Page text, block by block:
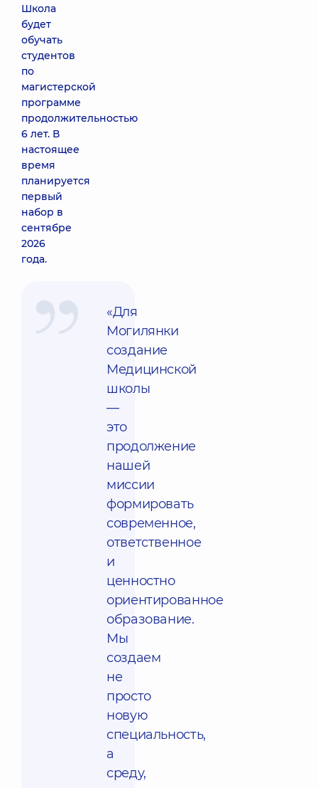
Школа
будет
обучать
студентов
по
магистерской
программе
продолжительностью
6 лет. В
настоящее
время
планируется
первый
набор в
сентябре
2026
года.
«Для
Могилянки
создание
Медицинской
школы
—
это
продолжение
нашей
миссии
формировать
современное,
ответственное
и
ценностно
ориентированное
образование.
Мы
создаем
не
просто
новую
специальность,
а
среду,